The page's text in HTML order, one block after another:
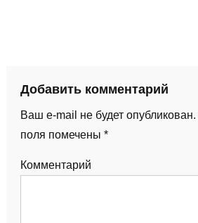
Добавить комментарий
Ваш e-mail не будет опубликован.
поля помечены *
Комментарий